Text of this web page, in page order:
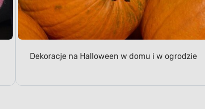
Dekoracje na Halloween w domu i w ogrodzie